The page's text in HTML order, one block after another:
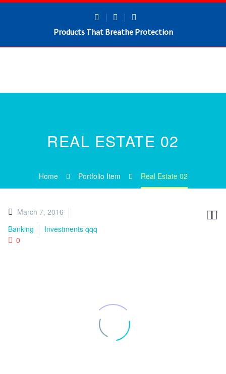
Products That Breathe Protection
REAL ESTATE 02
Home Portfolio Item Real Estate 02

March 7, 2016
Banking
Investments qqq
0